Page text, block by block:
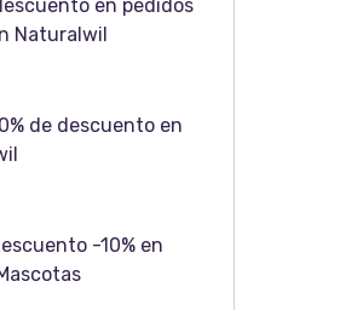
en pedidos
Naturalwil
de descuento en
-10% en